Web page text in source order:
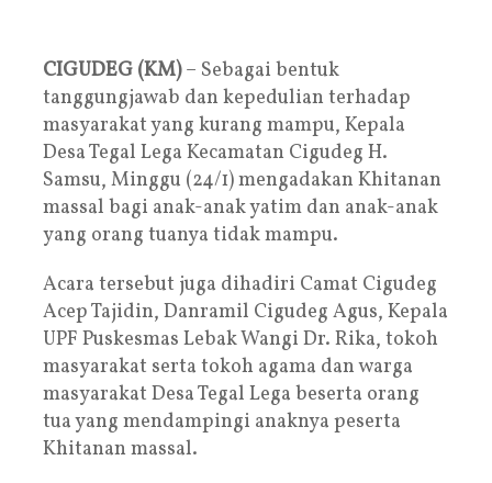
CIGUDEG (KM)– Sebagai bentuk
tanggungjawab dan kepedulian terhadap
masyarakat yang kurang mampu, Kepala
Desa Tegal Lega Kecamatan Cigudeg H.
Samsu, Minggu (24/1) mengadakan Khitanan
massal bagi anak-anak yatim dan anak-anak
yang orang tuanya tidak mampu.
Acara tersebut juga dihadiri Camat Cigudeg
Acep Tajidin, Danramil Cigudeg Agus, Kepala
UPF Puskesmas Lebak Wangi Dr. Rika, tokoh
masyarakat serta tokoh agama dan warga
masyarakat Desa Tegal Lega beserta orang
tua yang mendampingi anaknya peserta
Khitanan massal.